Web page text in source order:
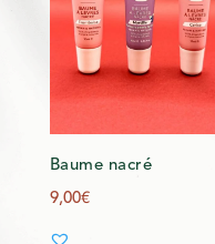
Baume nacré
9,00€